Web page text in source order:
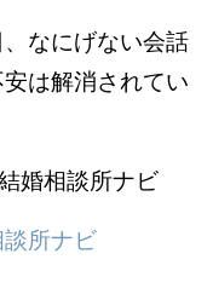
なにげない会話
は解消されてい
所ナビ